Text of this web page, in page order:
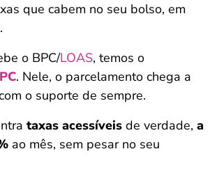
que cabem no seu bolso, em
o BPC/LOAS, temos o
. Nele, o parcelamento chega a
o suporte de sempre.
taxas acessíveis de verdade, a
ao mês, sem pesar no seu